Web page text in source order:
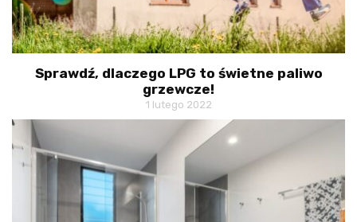
Sprawdź, dlaczego LPG to świetne paliwo
grzewcze!
1 lutego 2022